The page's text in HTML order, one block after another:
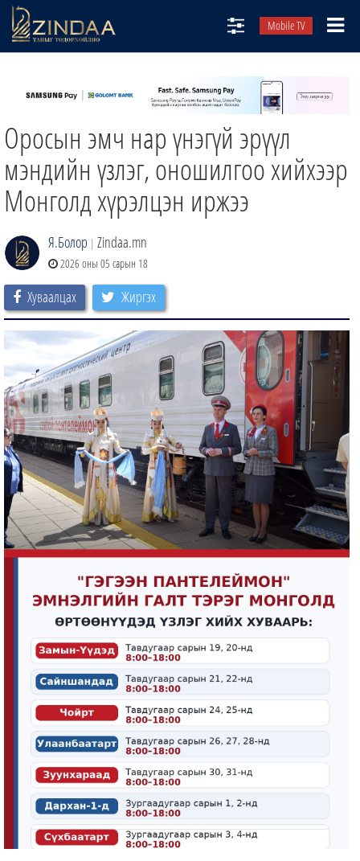
Mobile TV
ТВ8
ӨГЛӨӨНИЙ СОНИН
АУДИО ЗОХИОЛ
ЗИНДАА СЭТГҮҮЛ
Оросын эмч нар үнэгүй эрүүл
мэндийн үзлэг, оношилгоо хийхээр
Монголд хүрэлцэн иржээ
Я.Болор | Zindaa.mn
2026 оны 05 сарын 18
Хуваалцах Жиргэх